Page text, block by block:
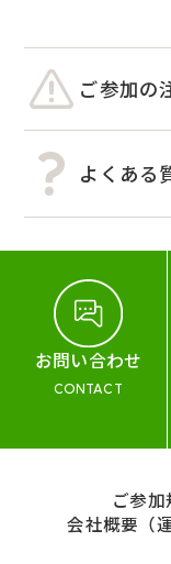
ご参加の
よくある
お問い合わせ
CONTACT
ご参加
会社概要（